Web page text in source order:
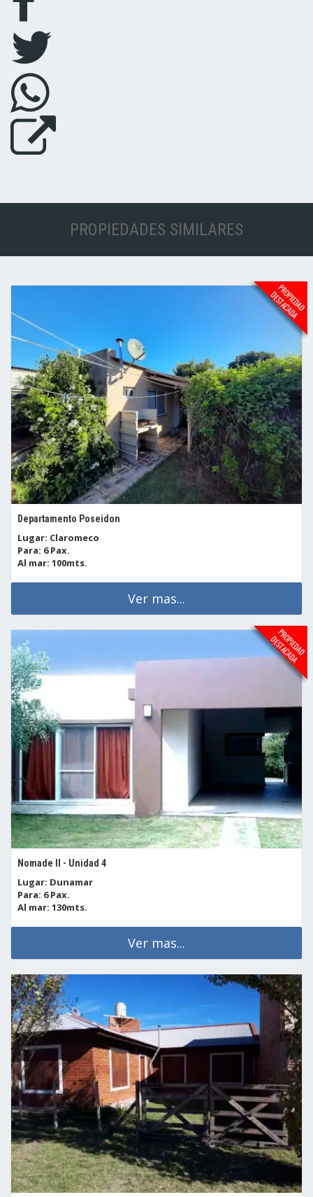
PROPIEDADES SIMILARES
Departamento Poseidon
Lugar: Claromeco
Para: 6 Pax.
Al mar: 100mts.
Ver mas...
Nomade II - Unidad 4
Lugar: Dunamar
Para: 6 Pax.
Al mar: 130mts.
Ver mas...